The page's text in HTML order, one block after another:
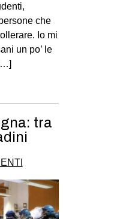
che
Io mi
un po’ le
tra